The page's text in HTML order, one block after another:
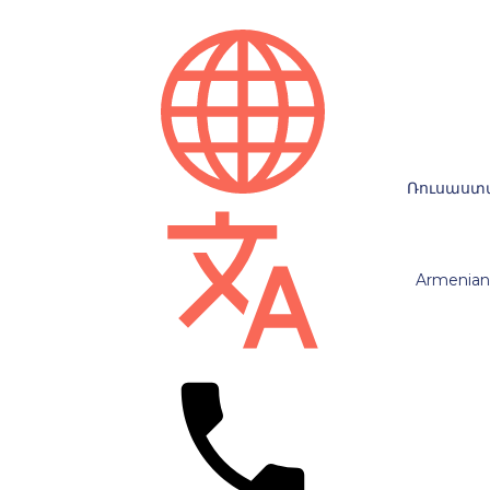
Armenian